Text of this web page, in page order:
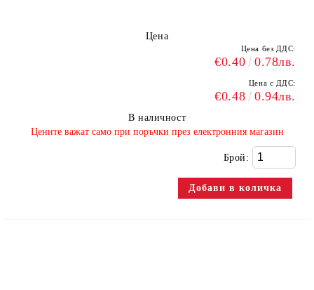
Цена
Цена без ДДС:
€0.40 0.78лв.
Цена с ДДС:
€0.48 0.94лв.
В наличност
​Цените важат само при поръчки през електронния магазин
Брой: